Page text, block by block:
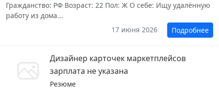
Гражданство: РФ Возраст: 22 Пол: Ж О себе: Ищу удалённую
работу из дома...
17 июня 2026
Подробнее
Дизайнер карточек маркетплейсов
зарплата не указана
Резюме